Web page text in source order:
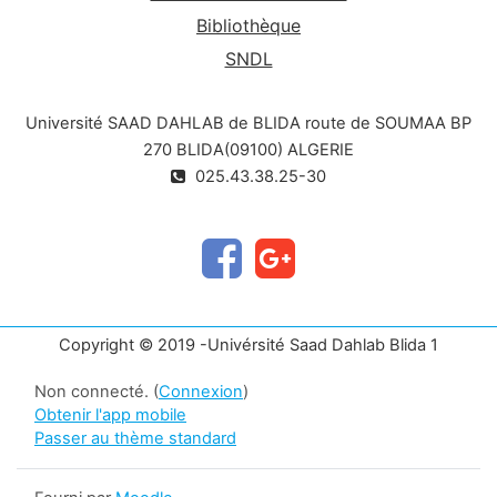
Bibliothèque
SNDL
Université SAAD DAHLAB de BLIDA route de SOUMAA BP
270 BLIDA(09100) ALGERIE
025.43.38.25-30
Copyright © 2019 -Univérsité Saad Dahlab Blida 1
Non connecté. (Connexion)
Obtenir l'app mobile
Passer au thème standard